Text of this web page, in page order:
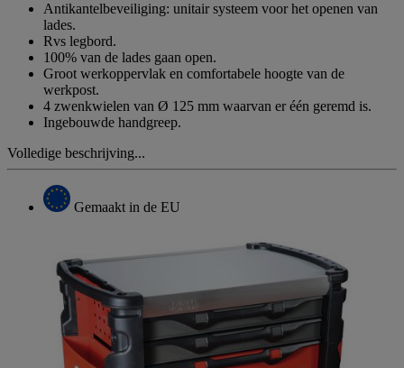
Antikantelbeveiliging: unitair systeem voor het openen van
lades.
Rvs legbord.
100% van de lades gaan open.
Groot werkoppervlak en comfortabele hoogte van de
werkpost.
4 zwenkwielen van Ø 125 mm waarvan er één geremd is.
Ingebouwde handgreep.
Volledige beschrijving...
Gemaakt in de EU